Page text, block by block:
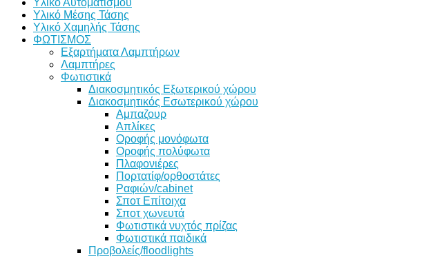
Υλικό Μέσης Τάσης
Υλικό Χαμηλής Τάσης
ΦΩΤΙΣΜΟΣ
Εξαρτήματα Λαμπτήρων
Λαμπτήρες
Φωτιστικά
Διακοσμητικός Εξωτερικού χώρου
Διακοσμητικός Εσωτερικού χώρου
Αμπαζουρ
Απλίκες
Οροφής μονόφωτα
Οροφής πολύφωτα
Πλαφονιέρες
Πορτατίφ/ορθοστάτες
Ραφιών/cabinet
Σποτ Επίτοιχα
Σποτ χωνευτά
Φωτιστικά νυχτός πρίζας
Φωτιστικά παιδικά
Προβολείς/floodlights